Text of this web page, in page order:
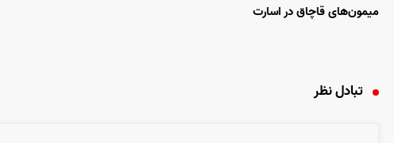
میمون‌های قاچاق در اسارت
تبادل نظر